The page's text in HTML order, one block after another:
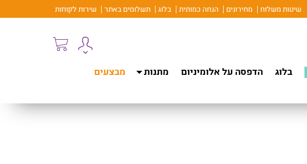
שיטות משלוח מחירונים הנחה כמותית בלוג תשלומים באתר שירות לקוחות
בלוג הדפסה על אלומיניום מתנות
מבצעים